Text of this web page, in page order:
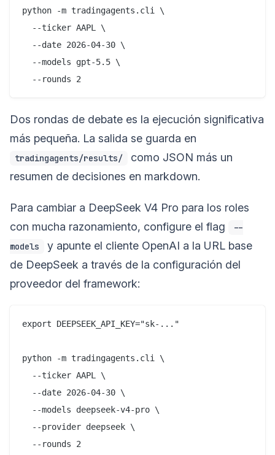
python -m tradingagents.cli \
  --ticker AAPL \
  --date 2026-04-30 \
  --models gpt-5.5 \
Dos rondas de debate es la ejecución significativa
más pequeña. La salida se guarda en
tradingagents/results/
como JSON más un
resumen de decisiones en markdown.
Para cambiar a DeepSeek V4 Pro para los roles
con mucha razonamiento, configure el flag
--
models
y apunte el cliente OpenAI a la URL base
de DeepSeek a través de la configuración del
proveedor del framework:
export DEEPSEEK_API_KEY="sk-..."
python -m tradingagents.cli \
  --ticker AAPL \
  --date 2026-04-30 \
  --models deepseek-v4-pro \
  --provider deepseek \